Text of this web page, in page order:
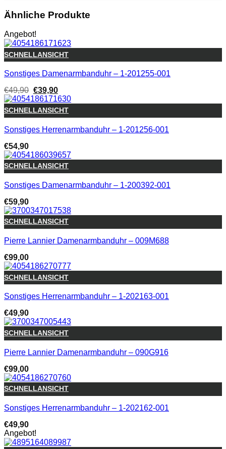
Ähnliche Produkte
Angebot!
SCHNELLANSICHT
Sonstiges Damenarmbanduhr – 1-201255-001
€49,90 Ursprünglicher
Preis
war:
€49,90
€39,90Aktueller
Preis
ist:
€39,90.
SCHNELLANSICHT
Sonstiges Herrenarmbanduhr – 1-201256-001
€54,90
SCHNELLANSICHT
Sonstiges Damenarmbanduhr – 1-200392-001
€59,90
SCHNELLANSICHT
Pierre Lannier Damenarmbanduhr – 009M688
€99,00
SCHNELLANSICHT
Sonstiges Herrenarmbanduhr – 1-202163-001
€49,90
SCHNELLANSICHT
Pierre Lannier Damenarmbanduhr – 090G916
€99,00
SCHNELLANSICHT
Sonstiges Herrenarmbanduhr – 1-202162-001
€49,90
Angebot!